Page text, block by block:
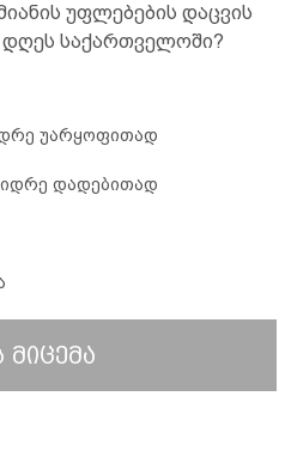
უფლებების დაცვის
საქართველოში?
უარყოფითად
დადებითად
მიცემა